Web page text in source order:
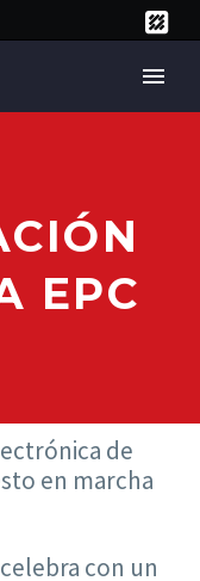
EPC
de
en marcha
con un